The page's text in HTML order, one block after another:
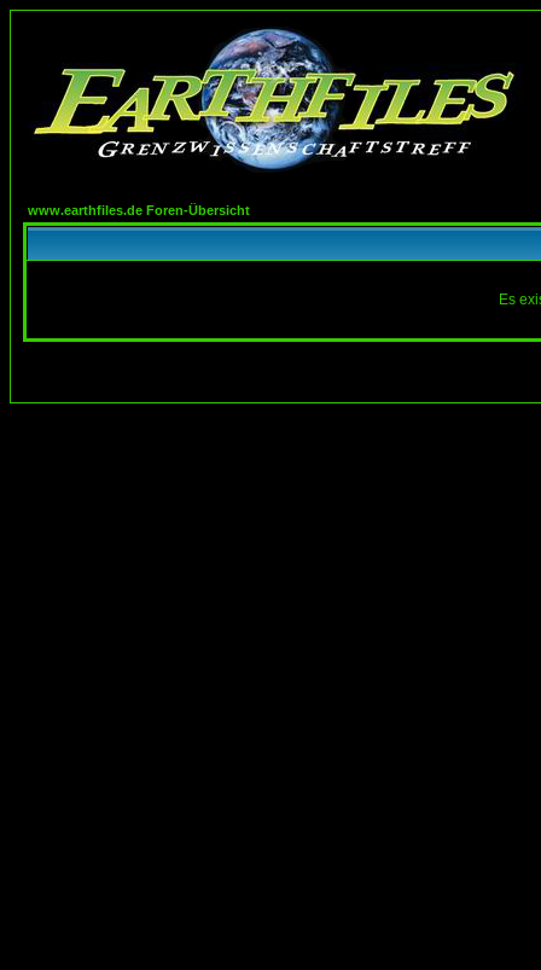
www.earthfiles.de Foren-Übersicht
Es